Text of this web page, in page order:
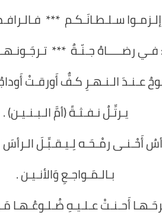
سـلـطـانَـكـم ***
فـي رضـــــاهُ جـنّـةٌ ***
عـنـدَ الـنـهـرِ كـفٌّ أَورقـتْ
يـرتِّـلُ نـفـثـةً (أمَّ الـبـنـيـن) .
أَحْـنـى رمْـحَـه لِـيـقـبِّـلَ
بـالـمَـواجـعِ وَالأنـيـن .
أَحـنـتْ عـلـيـهِ ضُـلـوعُـهـا